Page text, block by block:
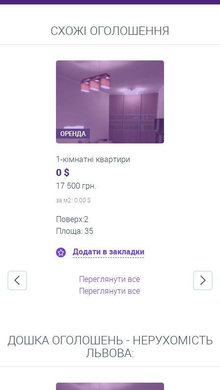
Середні ціни на довготривалу оренду квартир, особняків,
кімнат
СХОЖІ ОГОЛОШЕННЯ
ОРЕНДА
1-кімнатні квартири
0 $
22 500 грн.
за м2: 0.00 $
Поверх:12
Площа: 60
Додати в закладки
Переглянути все
Переглянути все
ДОШКА ОГОЛОШЕНЬ - НЕРУХОМІСТЬ
ЛЬВОВА: